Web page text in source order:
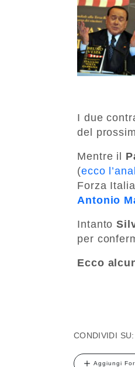
I due
del
Mentre il
(ecco
Forza
Antonio
Intanto
per
Ecco
CONDIVIDI SU:
Aggiungi